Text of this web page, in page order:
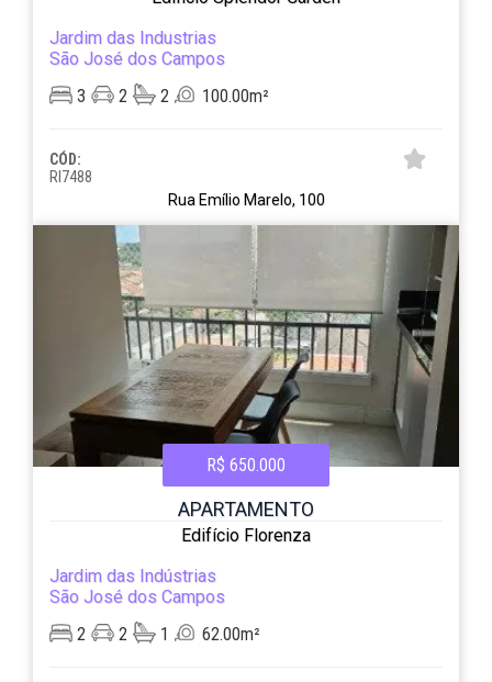
Jardim das Industrias
São José dos Campos
3
2 2 100.00m²
CÓD:
RI7488
Rua Emílio Marelo, 100
R$ 650.000
APARTAMENTO
Edifício Florenza
Jardim das Indústrias
São José dos Campos
2
2 1 62.00m²